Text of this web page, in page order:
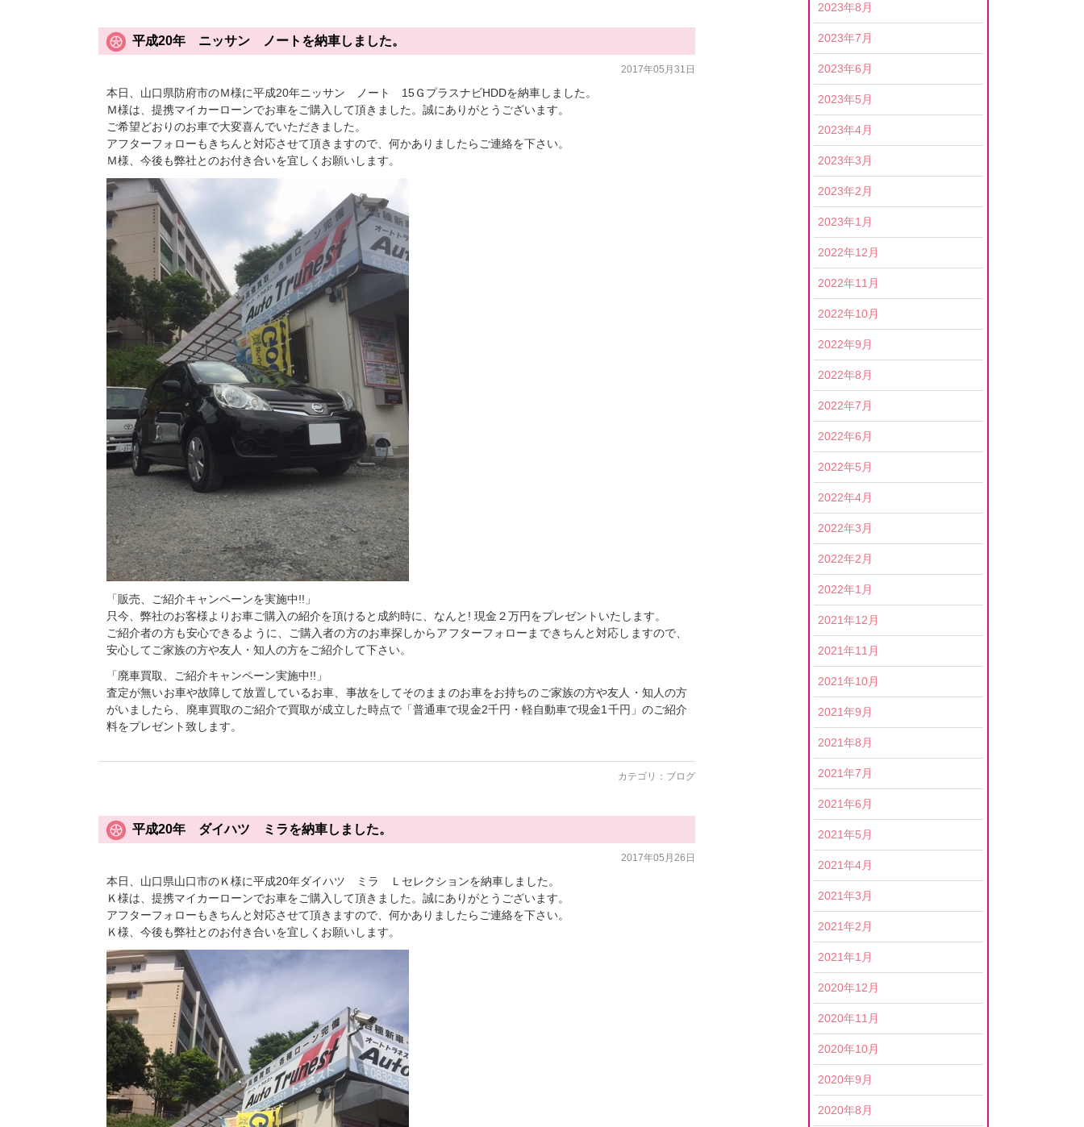
平成20年 ニッサン ノートを納車しました。
2017年05月31日
本日、山口県防府市のＭ様に平成20年ニッサン ノート 15ＧプラスナビHDDを納車しました。
Ｍ様は、提携マイカーローンでお車をご購入して頂きました。誠にありがとうございます。
ご希望どおりのお車で大変喜んでいただきました。
アフターフォローもきちんと対応させて頂きますので、何かありましたらご連絡を下さい。
Ｍ様、今後も弊社とのお付き合いを宜しくお願いします。
「販売、ご紹介キャンペーンを実施中!!」
只今、弊社のお客様よりお車ご購入の紹介を頂けると成約時に、なんと! 現金２万円をプレゼントいたします。
ご紹介者の方も安心できるように、ご購入者の方のお車探しからアフターフォローまできちんと対応しますので、
安心してご家族の方や友人・知人の方をご紹介して下さい。
「廃車買取、ご紹介キャンペーン実施中!!」
査定が無いお車や故障して放置しているお車、事故をしてそのままのお車をお持ちのご家族の方や友人・知人の方
がいましたら、廃車買取のご紹介で買取が成立した時点で「普通車で現金2千円・軽自動車で現金1千円」のご紹介
料をプレゼント致します。
カテゴリ： ブログ
平成20年 ダイハツ ミラを納車しました。
2017年05月26日
本日、山口県山口市のＫ様に平成20年ダイハツ ミラ Ｌセレクションを納車しました。
Ｋ様は、提携マイカーローンでお車をご購入して頂きました。誠にありがとうございます。
アフターフォローもきちんと対応させて頂きますので、何かありましたらご連絡を下さい。
Ｋ様、今後も弊社とのお付き合いを宜しくお願いします。
2023年8月
2023年7月
2023年6月
2023年5月
2023年4月
2023年3月
2023年2月
2023年1月
2022年12月
2022年11月
2022年10月
2022年9月
2022年8月
2022年7月
2022年6月
2022年5月
2022年4月
2022年3月
2022年2月
2022年1月
2021年12月
2021年11月
2021年10月
2021年9月
2021年8月
2021年7月
2021年6月
2021年5月
2021年4月
2021年3月
2021年2月
2021年1月
2020年12月
2020年11月
2020年10月
2020年9月
2020年8月